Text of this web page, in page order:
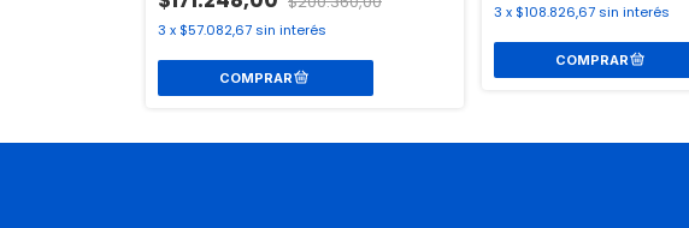
3 x $57.082,67 sin interés
3 x $108.826,67 sin interés